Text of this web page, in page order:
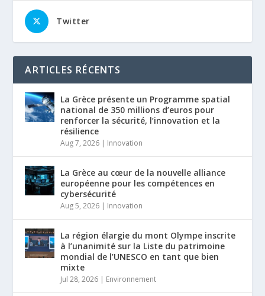
Twitter
ARTICLES RÉCENTS
La Grèce présente un Programme spatial
national de 350 millions d’euros pour
renforcer la sécurité, l’innovation et la
résilience
Aug 7, 2026 | Innovation
La Grèce au cœur de la nouvelle alliance
européenne pour les compétences en
cybersécurité
Aug 5, 2026 | Innovation
La région élargie du mont Olympe inscrite
à l’unanimité sur la Liste du patrimoine
mondial de l’UNESCO en tant que bien
mixte
Jul 28, 2026 | Environnement